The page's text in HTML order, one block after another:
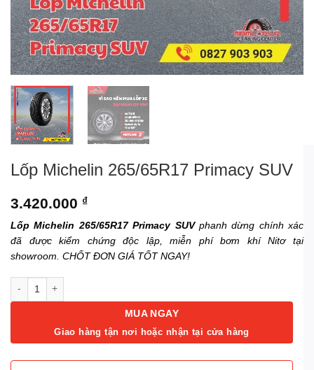
Lốp Michelin 265/65R17 Primacy SUV
3.420.000 ₫
Lốp Michelin 265/65R17 Primacy SUVphanh dừng chính xác
đã được kiểm chứng độc lập, miễn phí bơm khí Nitơ tại
showroom. CHỐT ĐƠN GIÁ TỐT NGAY!
MUA NGAY
Giao hàng tận nơi hoặc nhận tại cửa hàng